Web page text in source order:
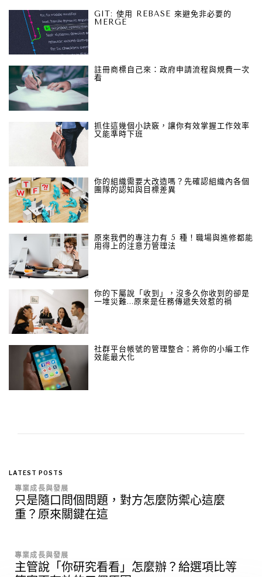
GIT: 使用 REBASE 來避免非必要的
MERGE
註冊商標自己來：政府申請流程與規費一次
看
抓住這幾個小訣竅，讓你有效掌握工作效率
又能準時下班
你的組織需要大改造嗎？先確認組織內各個
團隊的認知與目標差異
原來我們的專注力有 5 種！職場與進修都能
用得上的注意力管理法
你的下屬說「收到」，沒多久你收到的卻是
一堆災難...原來是任務傳遞失效惹的禍
社群平台帳號的管理整合：將你的小編工作
效能最大化
LATEST POSTS
專業成長與發展
只是隨口問個問題，對方怎麼防禦心這麼
重？原來關鍵在這
專業成長與發展
主管說「你研究看看」怎麼辦？給選項比等